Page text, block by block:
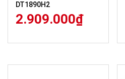
DT1890H2
2.909.000₫